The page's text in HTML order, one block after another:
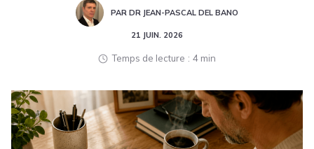
PAR DR JEAN-PASCAL DEL BANO
21 JUIN. 2026
Temps de lecture 4 min